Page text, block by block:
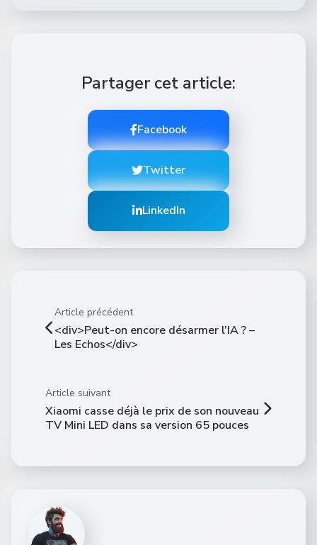
Partager cet article:
Facebook
Twitter
LinkedIn
Article précédent
<div>Peut-on encore désarmer l’IA ? –
Les Echos</div>
Article suivant
Xiaomi casse déjà le prix de son nouveau
TV Mini LED dans sa version 65 pouces